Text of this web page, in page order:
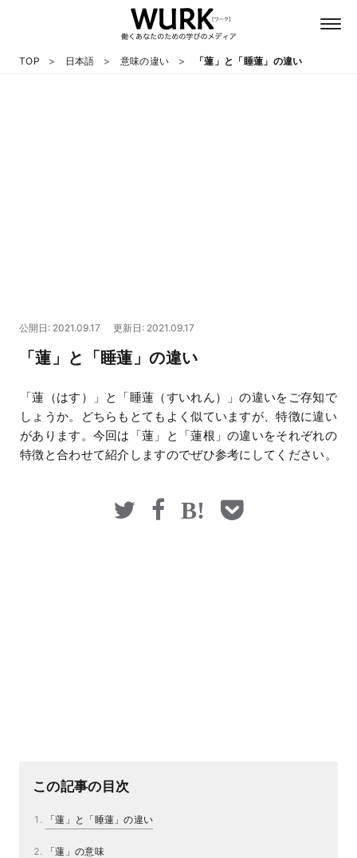
マネー
TOP 日本語 意味の違い 「蓮」と「睡蓮」の違い
公開日: 2021.09.17 更新日: 2021.09.17
「蓮」と「睡蓮」の違い
「蓮（はす）」と「睡蓮（すいれん）」の違いをご存知で
しょうか。どちらもとてもよく似ていますが、特徴に違い
があります。今回は「蓮」と「蓮根」の違いをそれぞれの
特徴と合わせて紹介しますのでぜひ参考にしてください。
この記事の目次
「蓮」と「睡蓮」の違い
「蓮」の意味